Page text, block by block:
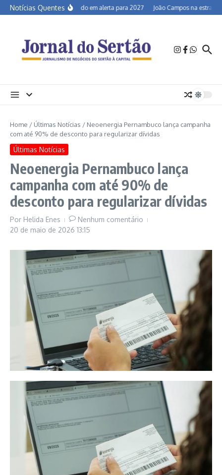
Ir para o conteúdo
Notícias QuentesSemiárido em alerta para 2027 João Campos na estrada
Home / Últimas Notícias / Neoenergia Pernambuco lança campanha
com até 90% de desconto para regularizar dívidas
Últimas Notícias
Neoenergia Pernambuco lança
campanha com até 90% de
desconto para regularizar dívidas
Por Helida Enes
Nenhum comentário
20 de maio de 2026 13:15